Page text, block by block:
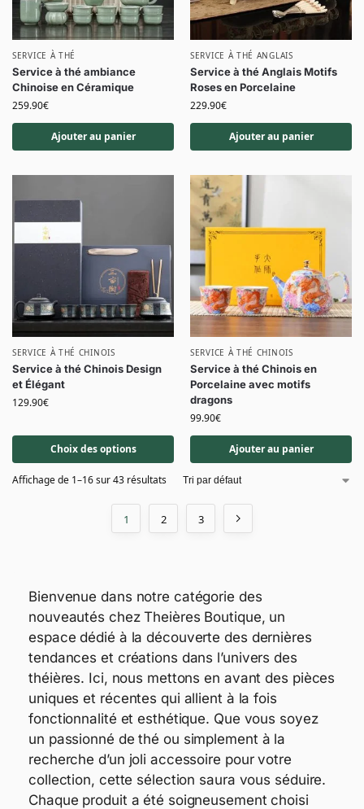
SERVICE À THÉ
Service à thé ambiance
Chinoise en Céramique
259.90€
Ajouter au panier
SERVICE À THÉ ANGLAIS
Service à thé Anglais Motifs
Roses en Porcelaine
229.90€
Ajouter au panier
SERVICE À THÉ CHINOIS
Service à thé Chinois Design
et Élégant
129.90€
Choix des options
SERVICE À THÉ CHINOIS
Service à thé Chinois en
Porcelaine avec motifs
dragons
99.90€
Ajouter au panier
Affichage de 1–16 sur 43 résultats
1 2 3
Bienvenue dans notre catégorie des
nouveautés chez Theières Boutique, un
espace dédié à la découverte des dernières
tendances et créations dans l’univers des
théières. Ici, nous mettons en avant des pièces
uniques et récentes qui allient à la fois
fonctionnalité et esthétique. Que vous soyez
un passionné de thé ou simplement à la
recherche d’un joli accessoire pour votre
collection, cette sélection saura vous séduire.
Chaque produit a été soigneusement choisi